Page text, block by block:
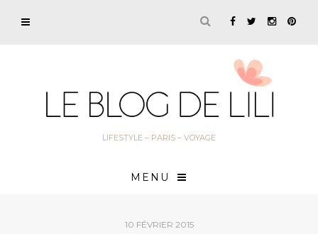
LIFESTYLE – PARIS – VOYAGE
MENU
10 FÉVRIER 2015